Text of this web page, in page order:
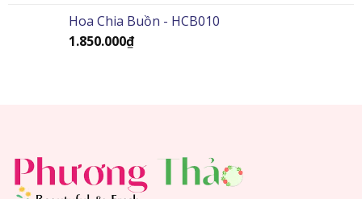
Hoa Chia Buồn - HCB010
1.850.000₫